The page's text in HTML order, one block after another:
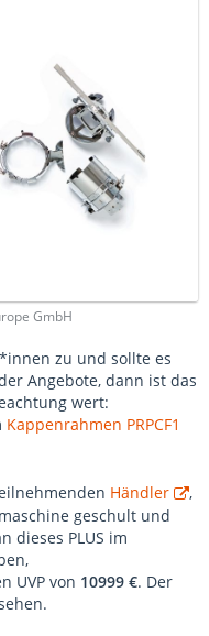
GmbH
zu und sollte es
Angebote, dann ist das
wert:
Kappenrahmen PRPCF1
Händler
,
geschult und
dieses PLUS im
UVP von 10999 €. Der